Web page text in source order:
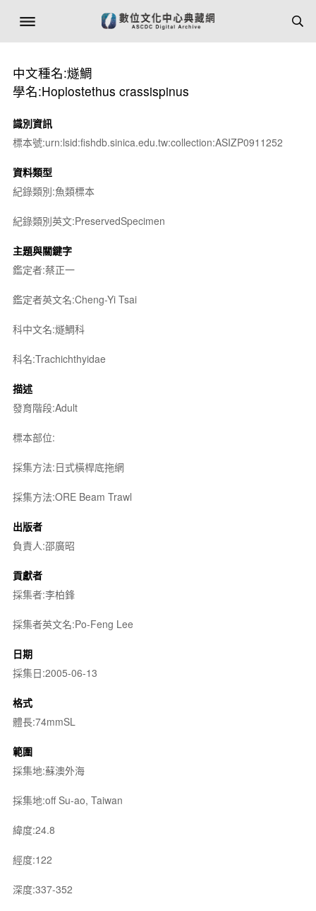
中文種名:燧鯛
學名:Hoplostethus crassispinus
識別資訊
標本號:urn:lsid:fishdb.sinica.edu.tw:collection:ASIZP0911252
資料類型
紀錄類別:魚類標本
紀錄類別英文:PreservedSpecimen
主題與關鍵字
鑑定者:蔡正一
鑑定者英文名:Cheng-Yi Tsai
科中文名:燧鯛科
科名:Trachichthyidae
描述
發育階段:Adult
標本部位:
採集方法:日式橫桿底拖網
採集方法:ORE Beam Trawl
出版者
負責人:邵廣昭
貢獻者
採集者:李柏鋒
採集者英文名:Po-Feng Lee
日期
採集日:2005-06-13
格式
體長:74mmSL
範圍
採集地:蘇澳外海
採集地:off Su-ao, Taiwan
緯度:24.8
經度:122
深度:337-352